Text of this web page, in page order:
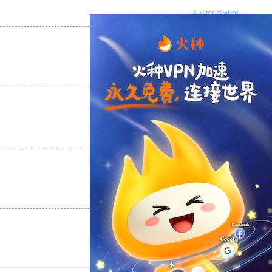
支持[0] 反对[0]
支持[0] 反对
支持
支持 反对 [0]